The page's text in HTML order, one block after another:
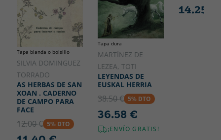
Tapa blanda o bolsillo
SILVIA DOMINGUEZ
TORRADO
AS HERBAS DE SAN
XOAN . CADERNO
DE CAMPO PARA
FACE
12.00 € 5% DTO
Tapa dura
MARTÍNEZ DE
LEZEA, TOTI
LEYENDAS DE
EUSKAL HERRIA
38.50 € 5% DTO
36.58 €
¡ENVÍO GRATIS!
14.25 €